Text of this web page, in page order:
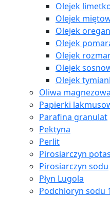
Olejek
Olejek
Olejek
Olejek
Olejek
Olejek
Olejek
Oliwa magnezowa
Papierki
Parafina granulat
Pektyna
Perlit
Pirosiarczyn
Pirosiarczyn sodu
Płyn Lugola
Podchloryn sodu